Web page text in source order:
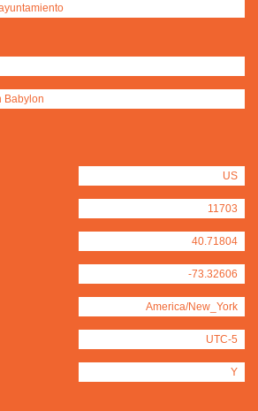
Babylon
US
11703
40.71804
-73.32606
America/New_York
UTC-5
Y